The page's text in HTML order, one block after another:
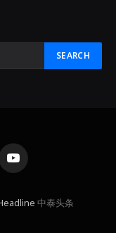
YouTube
中泰头条